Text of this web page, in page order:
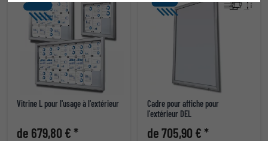
Vitrine L pour l'usage à l'extérieur
de 679,80 € *
Cadre pour affiche pour
l'extérieur DEL
de 705,90 € *